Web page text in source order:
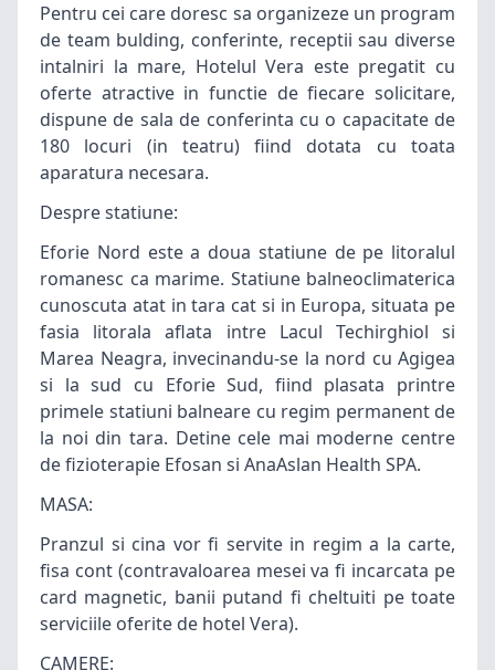
Pentru cei care doresc sa organizeze un program
de team bulding, conferinte, receptii sau diverse
intalniri la mare, Hotelul Vera este pregatit cu
oferte atractive in functie de fiecare solicitare,
dispune de sala de conferinta cu o capacitate de
180 locuri (in teatru) fiind dotata cu toata
aparatura necesara.
Despre statiune:
Eforie Nord este a doua statiune de pe litoralul
romanesc ca marime. Statiune balneoclimaterica
cunoscuta atat in tara cat si in Europa, situata pe
fasia litorala aflata intre Lacul Techirghiol si
Marea Neagra, invecinandu-se la nord cu Agigea
si la sud cu Eforie Sud, fiind plasata printre
primele statiuni balneare cu regim permanent de
la noi din tara. Detine cele mai moderne centre
de fizioterapie Efosan si AnaAslan Health SPA.
MASA:
Pranzul si cina vor fi servite in regim a la carte,
fisa cont (contravaloarea mesei va fi incarcata pe
card magnetic, banii putand fi cheltuiti pe toate
serviciile oferite de hotel Vera).
CAMERE: